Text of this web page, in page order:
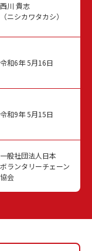
西川 貴志
（ニシカワタカシ）
令和6年 5月16日
令和9年 5月15日
一般社団法人日本
ボランタリーチェーン
協会